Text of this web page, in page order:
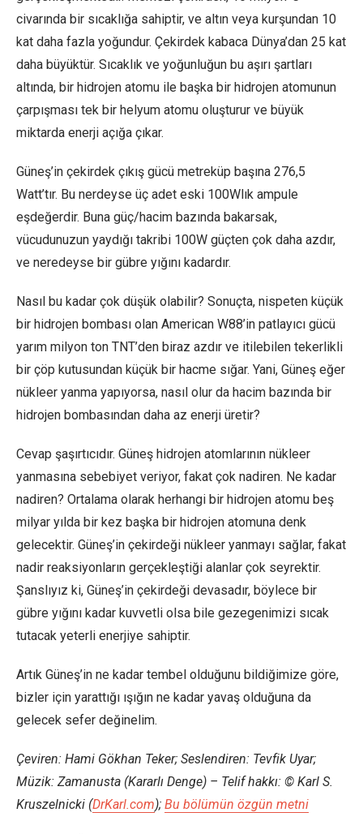
civarında bir sıcaklığa sahiptir, ve altın veya kurşundan 10
kat daha fazla yoğundur. Çekirdek kabaca Dünya’dan 25 kat
daha büyüktür. Sıcaklık ve yoğunluğun bu aşırı şartları
altında, bir hidrojen atomu ile başka bir hidrojen atomunun
çarpışması tek bir helyum atomu oluşturur ve büyük
miktarda enerji açığa çıkar.
Güneş’in çekirdek çıkış gücü metreküp başına 276,5
Watt’tır. Bu nerdeyse üç adet eski 100Wlık ampule
eşdeğerdir. Buna güç/hacim bazında bakarsak,
vücudunuzun yaydığı takribi 100W güçten çok daha azdır,
ve neredeyse bir gübre yığını kadardır.
Nasıl bu kadar çok düşük olabilir? Sonuçta, nispeten küçük
bir hidrojen bombası olan American W88’in patlayıcı gücü
yarım milyon ton TNT’den biraz azdır ve itilebilen tekerlikli
bir çöp kutusundan küçük bir hacme sığar. Yani, Güneş eğer
nükleer yanma yapıyorsa, nasıl olur da hacim bazında bir
hidrojen bombasından daha az enerji üretir?
Cevap şaşırtıcıdır. Güneş hidrojen atomlarının nükleer
yanmasına sebebiyet veriyor, fakat çok nadiren. Ne kadar
nadiren? Ortalama olarak herhangi bir hidrojen atomu beş
milyar yılda bir kez başka bir hidrojen atomuna denk
gelecektir. Güneş’in çekirdeği nükleer yanmayı sağlar, fakat
nadir reaksiyonların gerçekleştiği alanlar çok seyrektir.
Şanslıyız ki, Güneş’in çekirdeği devasadır, böylece bir
gübre yığını kadar kuvvetli olsa bile gezegenimizi sıcak
tutacak yeterli enerjiye sahiptir.
Artık Güneş’in ne kadar tembel olduğunu bildiğimize göre,
bizler için yarattığı ışığın ne kadar yavaş olduğuna da
gelecek sefer değinelim.
Çeviren: Hami Gökhan Teker; Seslendiren: Tevfik Uyar;
Müzik: Zamanusta (Kararlı Denge) – Telif hakkı: © Karl S.
Kruszelnicki (DrKarl.com); Bu bölümün özgün metni